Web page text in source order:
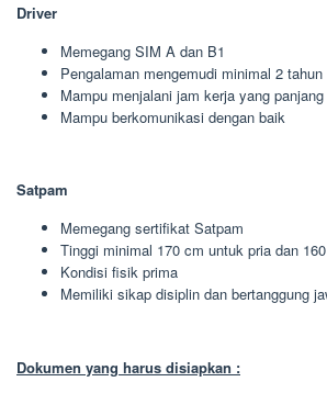
Driver
Memegang SIM A dan B1
Pengalaman mengemudi minimal 2 tahun
Mampu menjalani jam kerja yang panjang
Mampu berkomunikasi dengan baik
Satpam
Memegang sertifikat Satpam
Tinggi minimal 170 cm untuk pria dan
Kondisi fisik prima
Memiliki sikap disiplin dan bertanggung
Dokumen yang harus disiapkan :